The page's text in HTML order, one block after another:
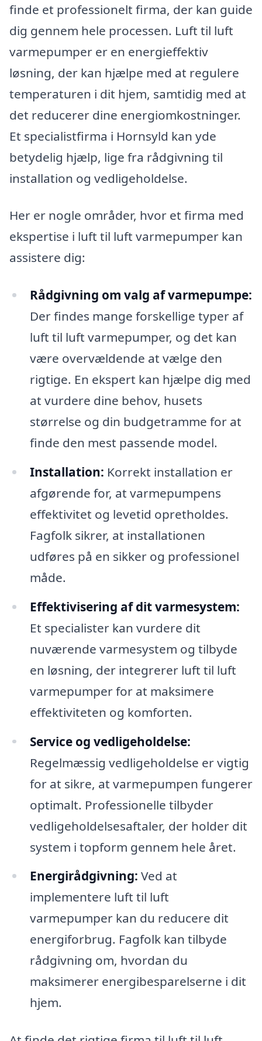
finde et professionelt firma, der kan guide
dig gennem hele processen. Luft til luft
varmepumper er en energieffektiv
løsning, der kan hjælpe med at regulere
temperaturen i dit hjem, samtidig med at
det reducerer dine energiomkostninger.
Et specialistfirma i Hornsyld kan yde
betydelig hjælp, lige fra rådgivning til
installation og vedligeholdelse.
Her er nogle områder, hvor et firma med
ekspertise i luft til luft varmepumper kan
assistere dig:
Rådgivning om valg af varmepumpe:
Der findes mange forskellige typer af
luft til luft varmepumper, og det kan
være overvældende at vælge den
rigtige. En ekspert kan hjælpe dig med
at vurdere dine behov, husets
størrelse og din budgetramme for at
finde den mest passende model.
Installation: Korrekt installation er
afgørende for, at varmepumpens
effektivitet og levetid opretholdes.
Fagfolk sikrer, at installationen
udføres på en sikker og professionel
måde.
Effektivisering af dit varmesystem:
Et specialister kan vurdere dit
nuværende varmesystem og tilbyde
en løsning, der integrerer luft til luft
varmepumper for at maksimere
effektiviteten og komforten.
Service og vedligeholdelse:
Regelmæssig vedligeholdelse er vigtig
for at sikre, at varmepumpen fungerer
optimalt. Professionelle tilbyder
vedligeholdelsesaftaler, der holder dit
system i topform gennem hele året.
Energirådgivning: Ved at
implementere luft til luft
varmepumper kan du reducere dit
energiforbrug. Fagfolk kan tilbyde
rådgivning om, hvordan du
maksimerer energibesparelserne i dit
hjem.